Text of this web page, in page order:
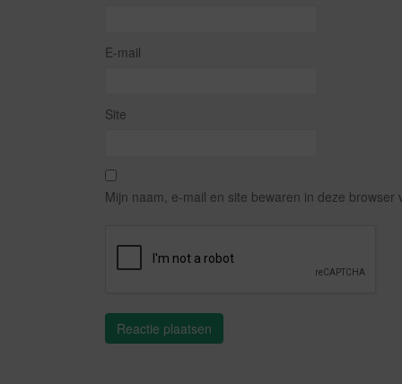
E-mail
Site
Mijn naam, e-mail en site bewaren in deze